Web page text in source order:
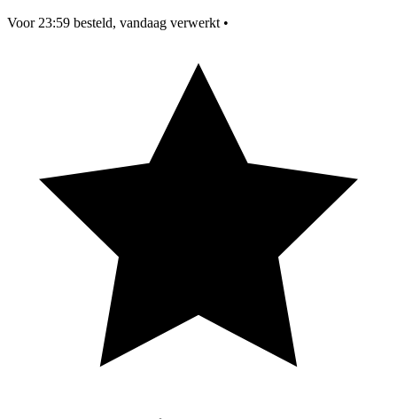
Voor 23:59 besteld, vandaag verwerkt •